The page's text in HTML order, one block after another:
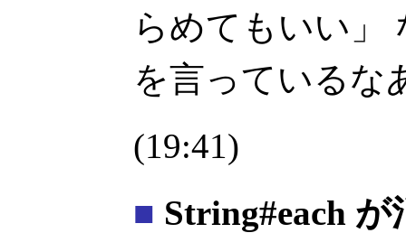
らめてもいい」
を言っているな
(19:41)
■ String#each